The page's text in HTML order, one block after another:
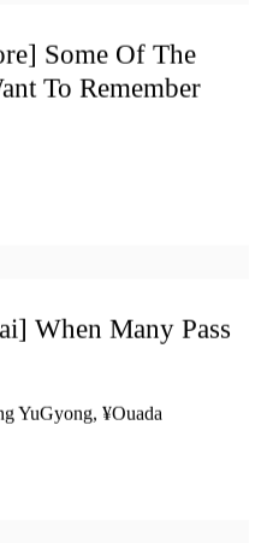
Some Of The
To Remember
When Many Pass
YuGyong, ¥ouada